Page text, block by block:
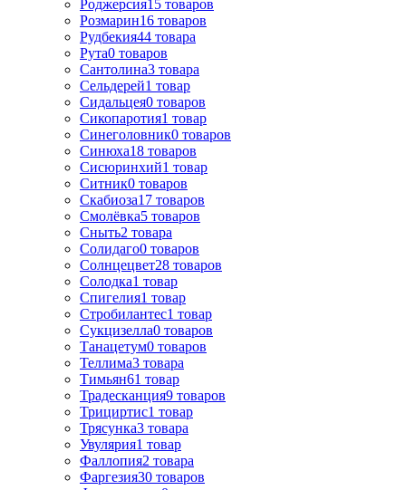
Роджерсия15 товаров
Розмарин16 товаров
Рудбекия44 товара
Рута0 товаров
Сантолина3 товара
Сельдерей1 товар
Сидальцея0 товаров
Сикопаротия1 товар
Синеголовник0 товаров
Синюха18 товаров
Сисюринхий1 товар
Ситник0 товаров
Скабиоза17 товаров
Смолёвка5 товаров
Сныть2 товара
Солидаго0 товаров
Солнцецвет28 товаров
Солодка1 товар
Спигелия1 товар
Стробилантес1 товар
Сукцизелла0 товаров
Танацетум0 товаров
Теллима3 товара
Тимьян61 товар
Традесканция9 товаров
Трициртис1 товар
Трясунка3 товара
Увулярия1 товар
Фаллопия2 товара
Фаргезия30 товаров